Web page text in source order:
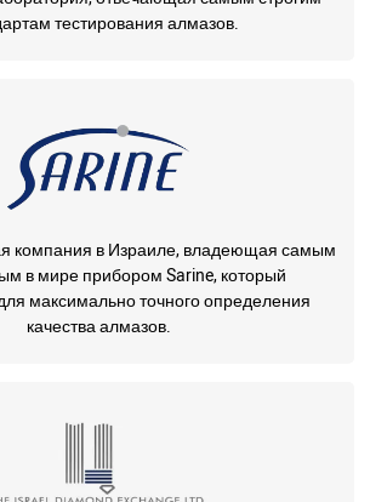
тестирования алмазов.
компания в Израиле, владеющая самым
в мире прибором Sarine, который
максимально точного определения
качества алмазов.